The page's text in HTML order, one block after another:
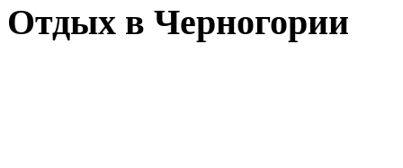
Отдых в Черногории